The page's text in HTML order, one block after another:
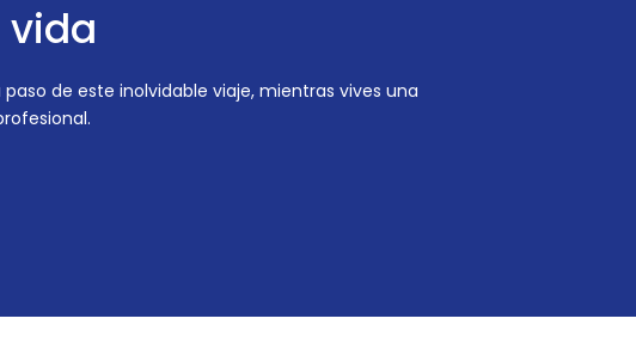
de este inolvidable viaje, mientras vives una